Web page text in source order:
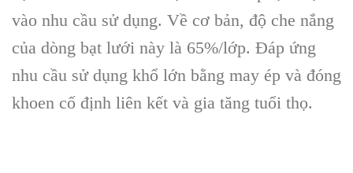
vào nhu cầu sử dụng. Về cơ bản, độ che nắng
của dòng bạt lưới này là 65%/lớp. Đáp ứng
nhu cầu sử dụng khổ lớn bằng may ép và đóng
khoen cố định liên kết và gia tăng tuổi thọ.